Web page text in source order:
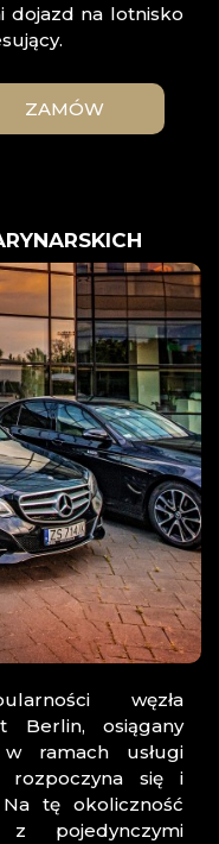
dojazd na lotnisko
ZAMÓW
węzła
Berlin, osiągany
ramach usługi
rozpoczyna się i
tę okoliczność
z pojedynczymi